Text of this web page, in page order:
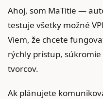
Ahoj, som MaTitie —
testuje všetky možné
Viem, že chcete
rýchly prístup,
tvorcov.
Ak plánujete